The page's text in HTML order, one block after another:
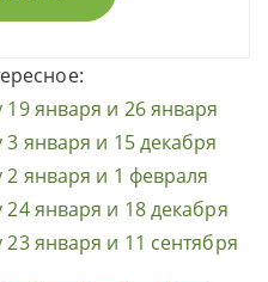
января и 26 января
января и 15 декабря
января и 1 февраля
января и 18 декабря
января и 11 сентября